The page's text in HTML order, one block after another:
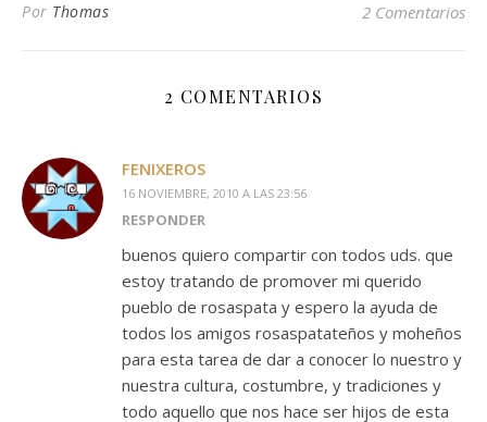
Por Thomas 2 Comentarios
2 COMENTARIOS
FENIXEROS
16 NOVIEMBRE, 2010 A LAS 23:56
RESPONDER
buenos quiero compartir con todos uds. que
estoy tratando de promover mi querido
pueblo de rosaspata y espero la ayuda de
todos los amigos rosaspatateños y moheños
para esta tarea de dar a conocer lo nuestro y
nuestra cultura, costumbre, y tradiciones y
todo aquello que nos hace ser hijos de esta